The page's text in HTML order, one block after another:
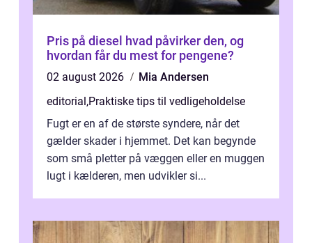
Pris på diesel hvad påvirker den, og
hvordan får du mest for pengene?
02 august 2026
Mia Andersen
editorial,Praktiske tips til vedligeholdelse
Fugt er en af de største syndere, når det
gælder skader i hjemmet. Det kan begynde
som små pletter på væggen eller en muggen
lugt i kælderen, men udvikler si...